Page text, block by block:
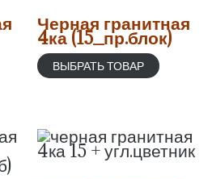
Черная гранитная
4ка (15_пр.блок)
ВЫБРАТЬ ТОВАР